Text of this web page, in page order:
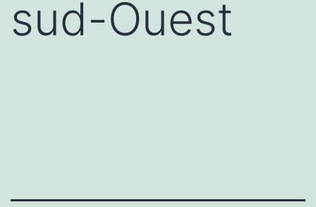
sud-Ouest